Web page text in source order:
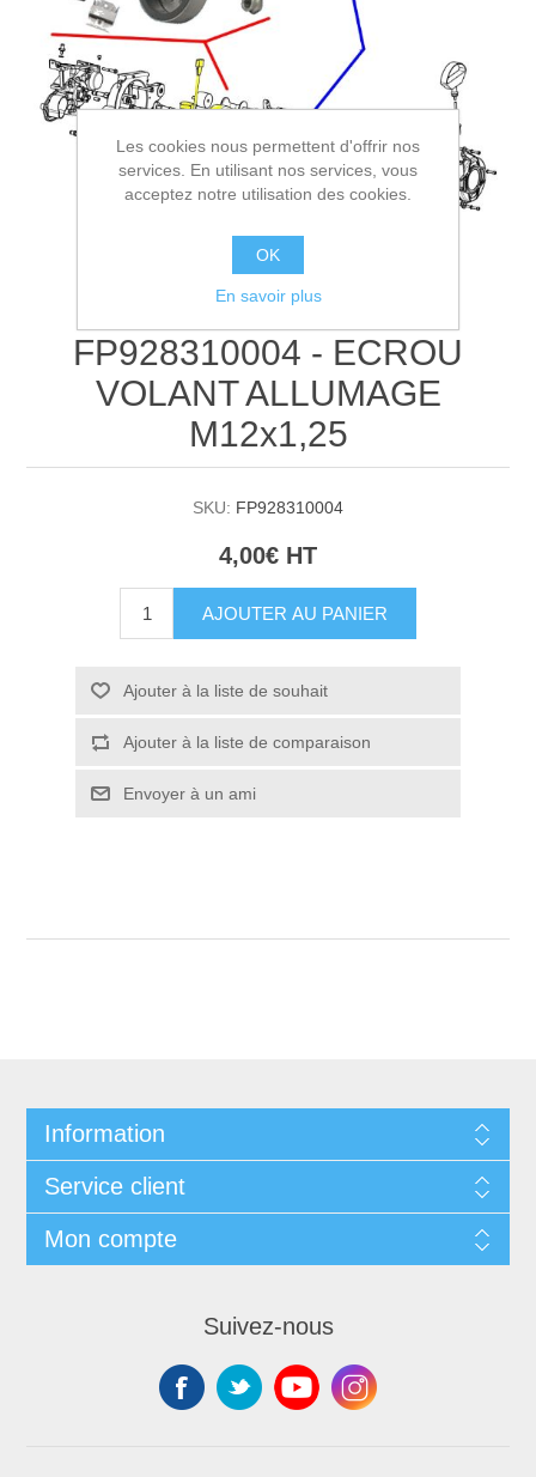
FP928310004 - ECROU
VOLANT ALLUMAGE
M12x1,25
SKU: FP928310004
4,00€ HT
AJOUTER AU PANIER
Ajouter à la liste de souhait
Ajouter à la liste de comparaison
Envoyer à un ami
Information
Service client
Mon compte
Suivez-nous
Les cookies nous permettent d'offrir nos
services. En utilisant nos services, vous
acceptez notre utilisation des cookies.
OK
En savoir plus